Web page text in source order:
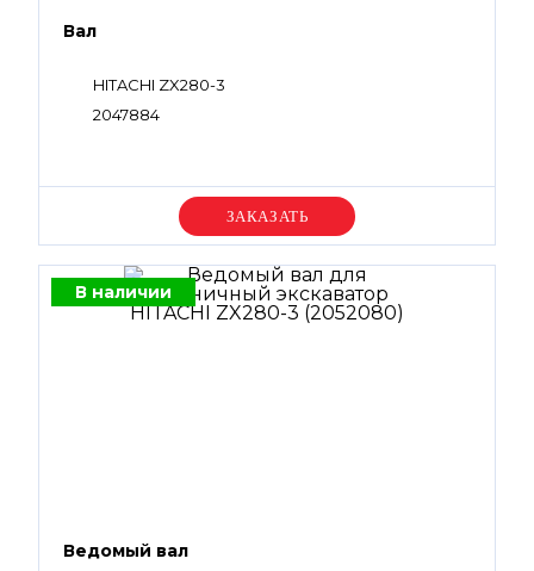
Вал
HITACHI ZX280-3
2047884
Уточняйте цену
В наличии
Ведомый вал